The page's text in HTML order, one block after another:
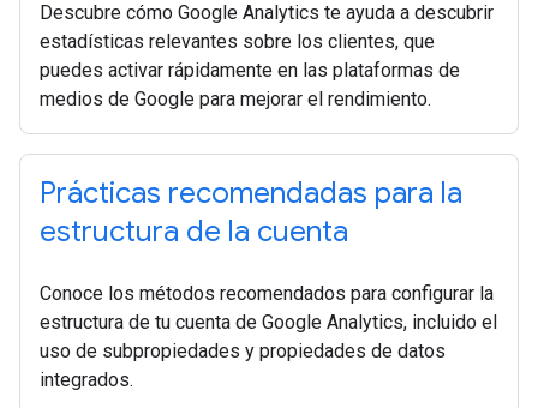
Descubre cómo Google Analytics te ayuda a descubrir
estadísticas relevantes sobre los clientes, que
puedes activar rápidamente en las plataformas de
medios de Google para mejorar el rendimiento.
Prácticas recomendadas para la
estructura de la cuenta
Conoce los métodos recomendados para configurar la
estructura de tu cuenta de Google Analytics, incluido el
uso de subpropiedades y propiedades de datos
integrados.